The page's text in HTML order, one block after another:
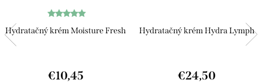
Hydratačný krém Moisture Fresh
€10,45
Hydratačný krém Hydra Lymph
€24,50